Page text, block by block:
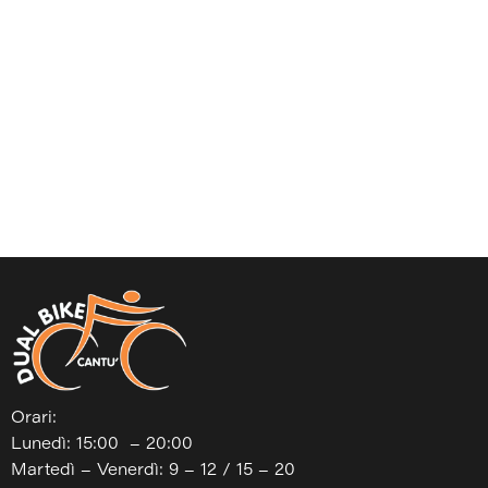
Orari:
Lunedì: 15:00 – 20:00
Martedì – Venerdì: 9 – 12 / 15 – 20